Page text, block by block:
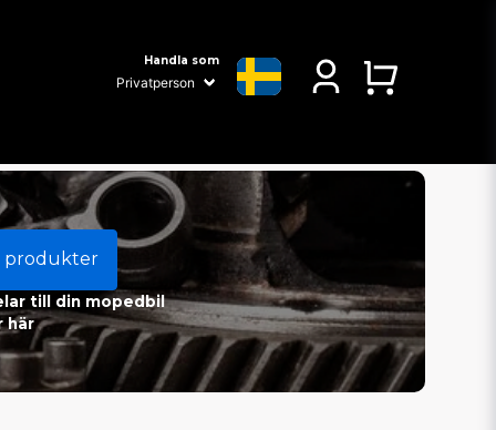
Handla som
produkter
till din mopedbil
här